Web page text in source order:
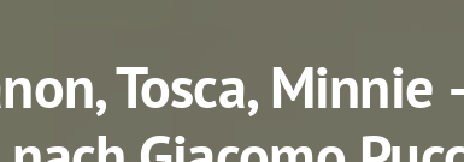
Tosca, Minnie